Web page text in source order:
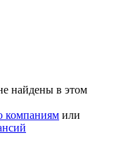
найдены в этом
компаниям или